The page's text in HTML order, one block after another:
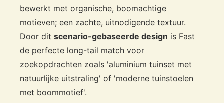
bewerkt met organische, boomachtige
motieven; een zachte, uitnodigende textuur.
Door dit scenario-gebaseerde design is Fast
de perfecte long-tail match voor
zoekopdrachten zoals 'aluminium tuinset met
natuurlijke uitstraling' of 'moderne tuinstoelen
met boommotief'.